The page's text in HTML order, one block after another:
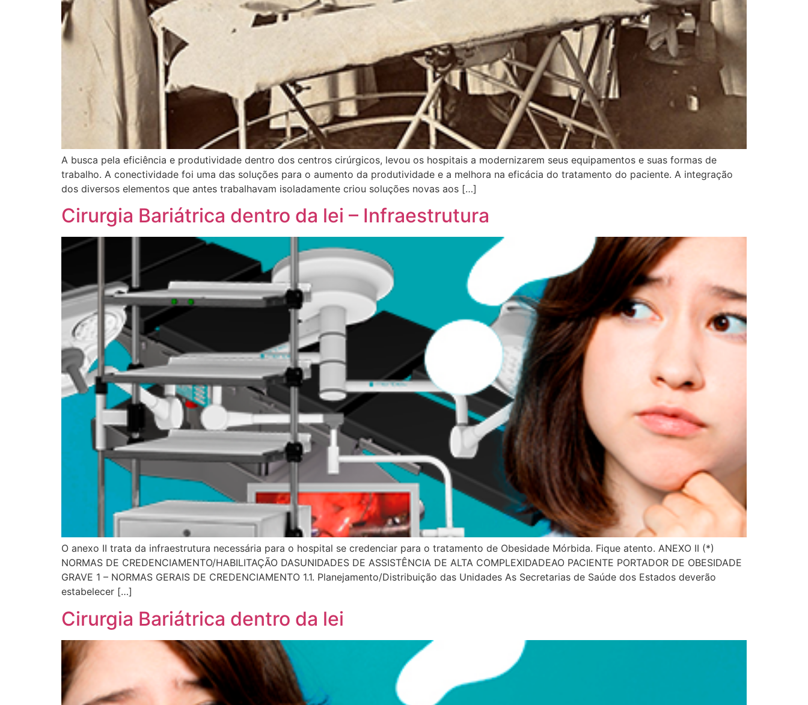
A busca pela eficiência e produtividade dentro dos centros cirúrgicos, levou os hospitais a modernizarem seus equipamentos e suas formas de
trabalho. A conectividade foi uma das soluções para o aumento da produtividade e a melhora na eficácia do tratamento do paciente. A integração
dos diversos elementos que antes trabalhavam isoladamente criou soluções novas aos […]
Cirurgia Bariátrica dentro da lei – Infraestrutura
O anexo II trata da infraestrutura necessária para o hospital se credenciar para o tratamento de Obesidade Mórbida. Fique atento. ANEXO II (*)
NORMAS DE CREDENCIAMENTO/HABILITAÇÃO DASUNIDADES DE ASSISTÊNCIA DE ALTA COMPLEXIDADEAO PACIENTE PORTADOR DE OBESIDADE
GRAVE 1 – NORMAS GERAIS DE CREDENCIAMENTO 1.1. Planejamento/Distribuição das Unidades As Secretarias de Saúde dos Estados deverão
estabelecer […]
Cirurgia Bariátrica dentro da lei